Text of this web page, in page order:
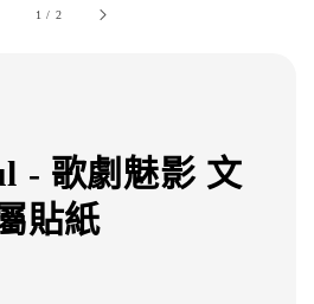
1 / 2
- 歌劇魅影 文
貼紙